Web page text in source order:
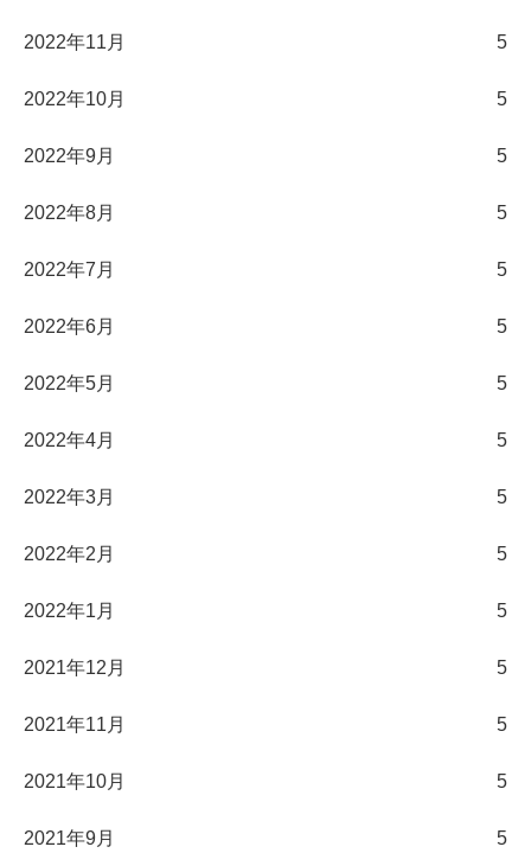
2022年11月 5
2022年10月 5
2022年9月 5
2022年8月 5
2022年7月 5
2022年6月 5
2022年5月 5
2022年4月 5
2022年3月 5
2022年2月 5
2022年1月 5
2021年12月 5
2021年11月 5
2021年10月 5
2021年9月 5